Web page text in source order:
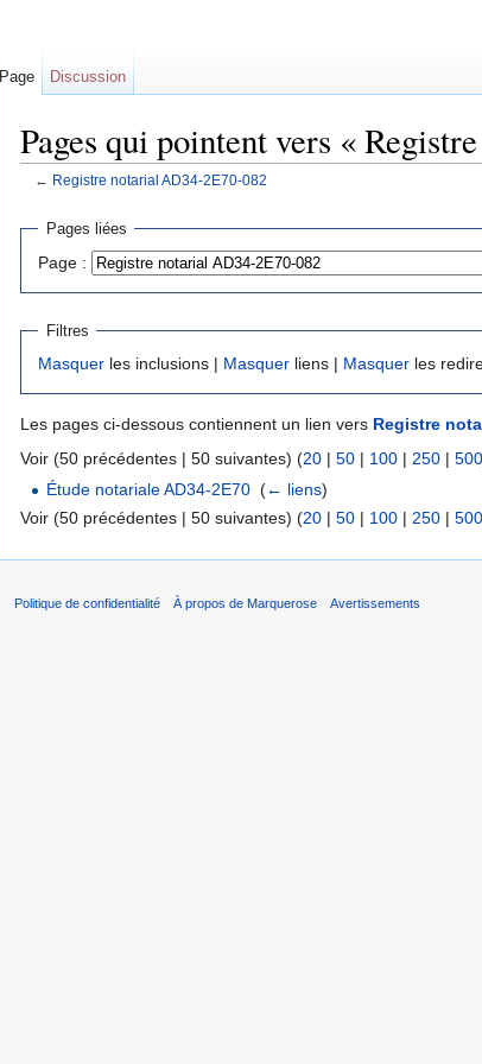
Pages qui pointent vers «
← Registre notarial AD34-2E70-082
Pages liées
Page :
Filtres
Masquer les inclusions | Masquer liens | Masquer les
Les pages ci-dessous contiennent un lien vers Registre
Voir (50 précédentes | 50 suivantes) (20 | 50 | 100 | 250 | 500
Étude notariale AD34-2E70 ‎(← liens)
Voir (50 précédentes | 50 suivantes) (20 | 50 | 100 | 250 | 500
Page Discussion
Politique de confidentialité À propos de Marquerose Avertissements